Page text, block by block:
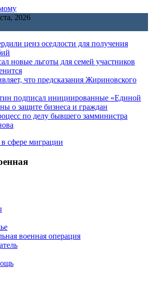
2026
ценз оседлости для получения
новые льготы для семей участников
что предсказания Жириновского
подписал инициированные «Единой
о защите бизнеса и граждан
по делу бывшего замминистра
военная операция